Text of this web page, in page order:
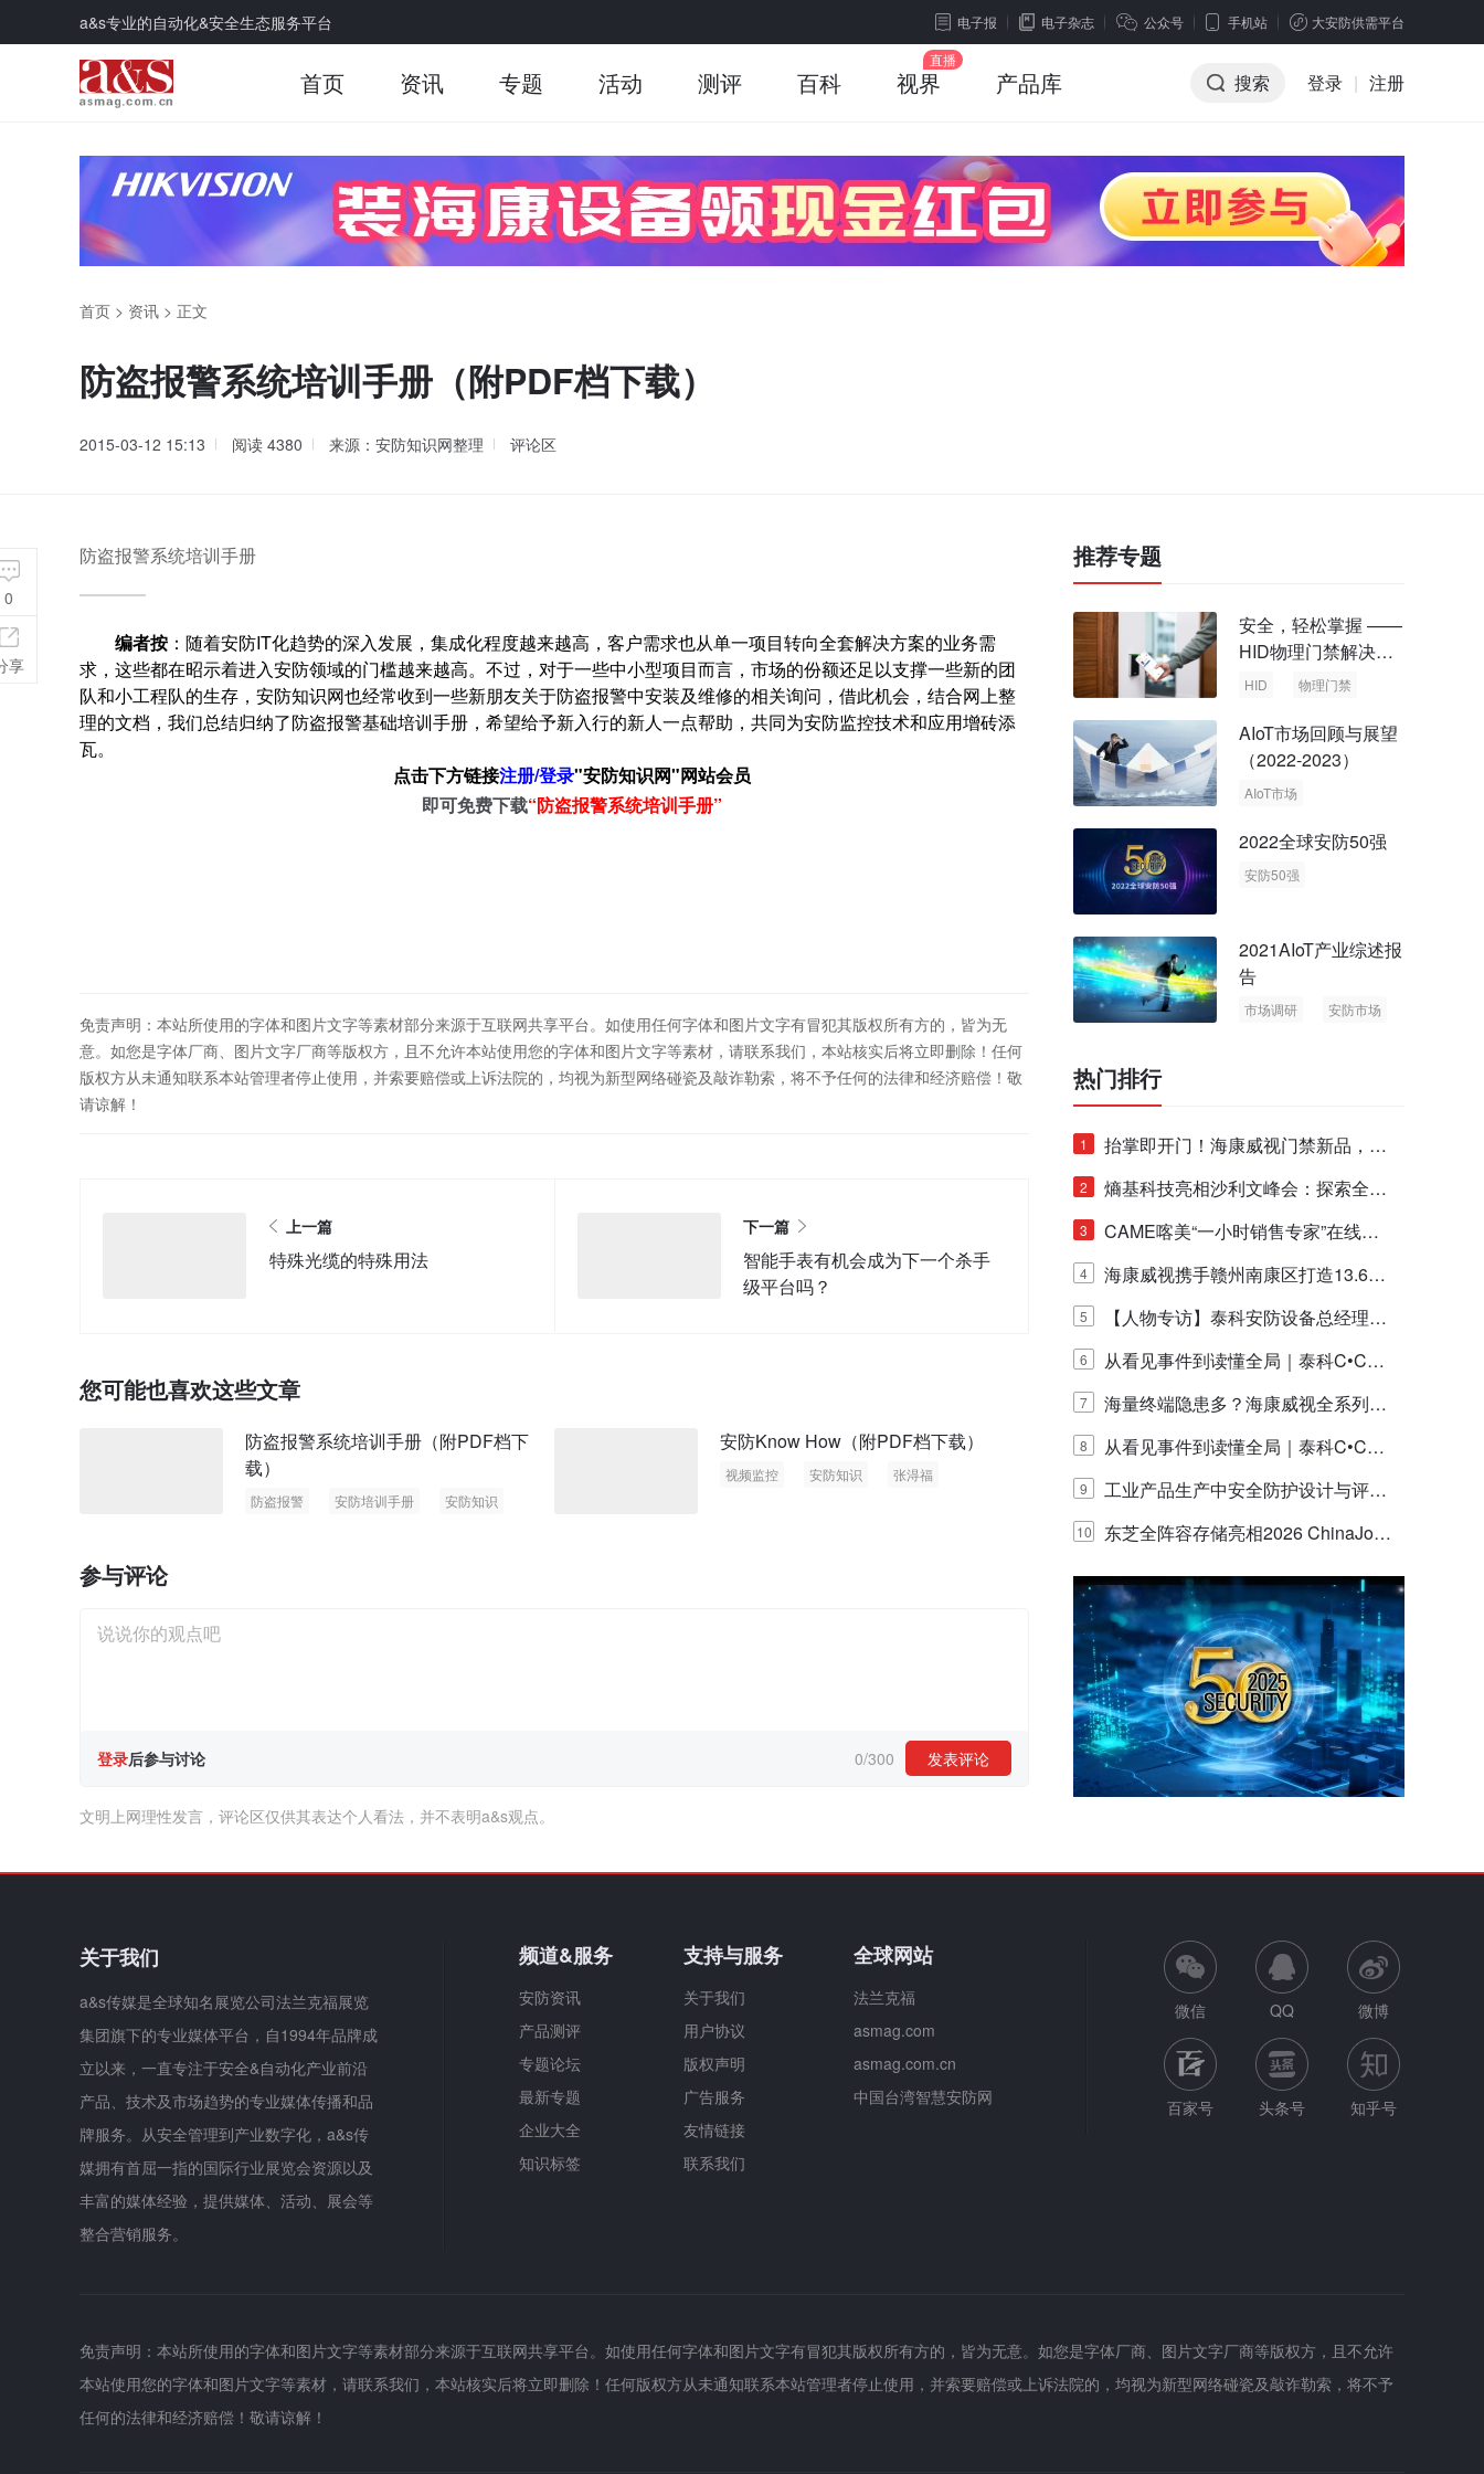
a&s专业的自动化&安全生态服务平台 电子报 电子杂志 公众号 手机站 大安防供需平台
首页 资讯 专题 活动 测评 百科 视界 产品库 搜索 登录 | 注册
首页 > 资讯 > 正文
防盗报警系统培训手册（附PDF档下载）
2015-03-12 15:13 阅读 4380 来源：安防知识网整理 评论区
防盗报警系统培训手册
编者按 ：随着安防IT化趋势的深入发展，集成化程度越来越高，客户需求也从单一项目转向全套解决方案的业务需
求，这些都在昭示着进入安防领域的门槛越来越高。不过，对于一些中小型项目而言，市场的份额还足以支撑一些新的团
队和小工程队的生存，安防知识网也经常收到一些新朋友关于防盗报警中安装及维修的相关询问，借此机会，结合网上整
理的文档，我们总结归纳了防盗报警基础培训手册，希望给予新入行的新人一点帮助，共同为安防监控技术和应用增砖添
瓦。
点击下方链接注册/登录"安防知识网"网站会员
即可免费下载“防盗报警系统培训手册”
免责声明：本站所使用的字体和图片文字等素材部分来源于互联网共享平台。如使用任何字体和图片文字有冒犯其版权所有方的，皆为无
意。如您是字体厂商、图片文字厂商等版权方，且不允许本站使用您的字体和图片文字等素材，请联系我们，本站核实后将立即删除！任何
版权方从未通知联系本站管理者停止使用，并索要赔偿或上诉法院的，均视为新型网络碰瓷及敲诈勒索，将不予任何的法律和经济赔偿！敬
请谅解！
上一篇
特殊光缆的特殊用法
下一篇
智能手表有机会成为下一个杀手
级平台吗？
您可能也喜欢这些文章
防盗报警系统培训手册（附PDF档下
载）
防盗报警 安防培训手册 安防知识
安防Know How（附PDF档下载）
视频监控 安防知识 张淂福
参与评论
登录后参与讨论 0/300 发表评论
文明上网理性发言，评论区仅供其表达个人看法，并不表明a&s观点。
0
享
推荐专题
安全，轻松掌握 ——
HID物理门禁解决方
案，启动智慧安全新
HID 物理门禁
AIoT市场回顾与展望
（2022-2023）
AIoT市场
2022全球安防50强
安防50强
2021AIoT产业综述报
告
市场调研
安防市场
热门排行
1
抬掌即开门！海康威视门禁新品，不
止认人脸，更认"掌"中静脉！
2
熵基科技亮相沙利文峰会：探索全栈
脑机技术商业化生态新路径
3
CAME喀美“一小时销售专家”在线赋
能培训正式启动！
4
海康威视携手赣州南康区打造13.6公
里绿波网
5
【人物专访】泰科安防设备总经理张
宁解码安防出海新范式
6
从看见事件到读懂全局｜泰科C•CUR
E IQ 3.20开启安防运营智能新时代
7
海量终端隐患多？海康威视全系列物
联安全产品，四层守护更放心！
8
从看见事件到读懂全局｜泰科C•CUR
E IQ 3.20开启安防运营智能新时代
9
工业产品生产中安全防护设计与评估
的实践与探讨
10
东芝全阵容存储亮相2026 ChinaJo
y，以海量数据底座赋能“与AI同游”新
体验
关于我们
a&s传媒是全球知名展览公司法兰克福展览
集团旗下的专业媒体平台，自1994年品牌成
立以来，一直专注于安全&自动化产业前沿
产品、技术及市场趋势的专业媒体传播和品
牌服务。从安全管理到产业数字化，a&s传
媒拥有首屈一指的国际行业展览会资源以及
丰富的媒体经验，提供媒体、活动、展会等
整合营销服务。
频道&服务
安防资讯
产品测评
专题论坛
最新专题
企业大全
知识标签
支持与服务
关于我们
用户协议
版权声明
广告服务
友情链接
联系我们
全球网站
法兰克福
asmag.com
asmag.com.cn
中国台湾智慧安防网
微信 QQ 微博
百家号 头条号 知乎号
免责声明：本站所使用的字体和图片文字等素材部分来源于互联网共享平台。如使用任何字体和图片文字有冒犯其版权所有方的，皆为无意。如您是字体厂商、图片文字厂商等版权方，且不允许
本站使用您的字体和图片文字等素材，请联系我们，本站核实后将立即删除！任何版权方从未通知联系本站管理者停止使用，并索要赔偿或上诉法院的，均视为新型网络碰瓷及敲诈勒索，将不予
任何的法律和经济赔偿！敬请谅解！